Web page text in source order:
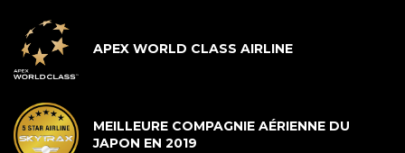
APEX WORLD CLASS AIRLINE
MEILLEURE COMPAGNIE AÉRIENNE DU
JAPON EN 2019